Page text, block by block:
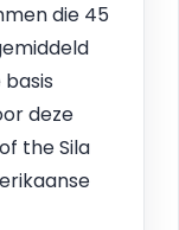
die 45
deze
the Sila